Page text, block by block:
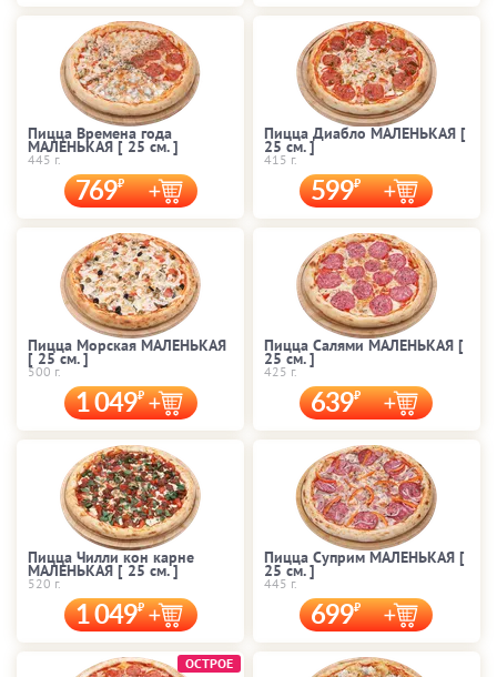
Пицца Времена года
МАЛЕНЬКАЯ [ 25 cм. ]
445 г.
769
Пицца Диабло МАЛЕНЬКАЯ [
25 cм. ]
415 г.
599
Пицца Морская МАЛЕНЬКАЯ
[ 25 cм. ]
500 г.
1 049
Пицца Салями МАЛЕНЬКАЯ [
25 cм. ]
425 г.
639
Пицца Чилли кон карне
МАЛЕНЬКАЯ [ 25 cм. ]
520 г.
1 049
Пицца Суприм МАЛЕНЬКАЯ [
25 cм. ]
445 г.
699
ОСТРОЕ